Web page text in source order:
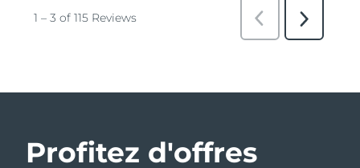
Profitez d'offres